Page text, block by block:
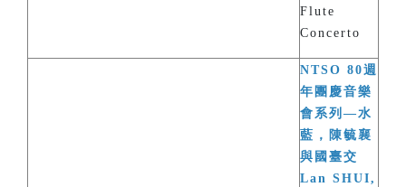
Flute
Concerto
NTSO 80週
年團慶音樂
會系列—水
藍，陳毓襄
與國臺交
Lan SHUI,